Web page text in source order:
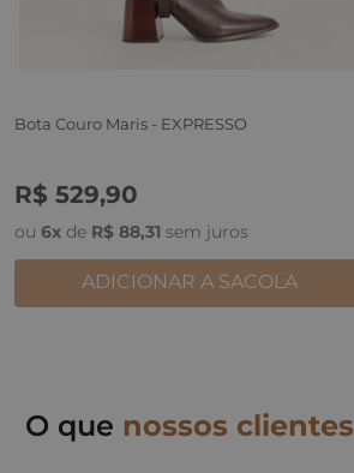
Bota Couro Maris - EXPRESSO
R$ 529,90
ou 6x de R$ 88,31 sem juros
36
ADICIONAR A SACOLA
O que nossos clientes